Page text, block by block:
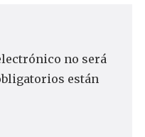
no será
están